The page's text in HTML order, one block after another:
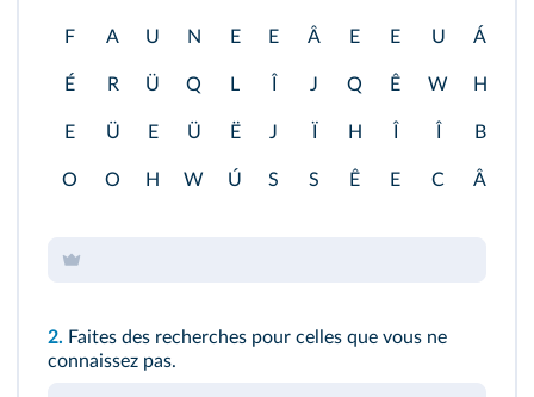
F A U N E E Â E E U Á
É R Ü Q L J Q Ê W H
E Ü E Ü Ë J H B
O O H W Ú S S Ê E C Â
2. Faites des recherches pour celles que vous ne
connaissez pas.